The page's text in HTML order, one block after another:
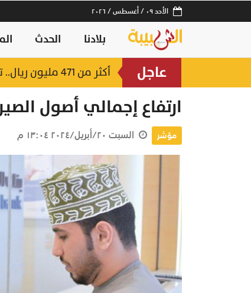
الأحد ٠٩ / أغسطس / ٢٠٢٦
بلادنا الحدث
عاجل
منذ ٣١ دقيقة أكثر من 471 مليون ريال.. تمويلات ضخمة من بنك الإسكان العُماني في جنوب الباطنة والبريمي
ارتفاع إجمالي أصول
مؤشر السبت ٢٠/أبريل/٢٠٢٤ ١٣:٠٤ م